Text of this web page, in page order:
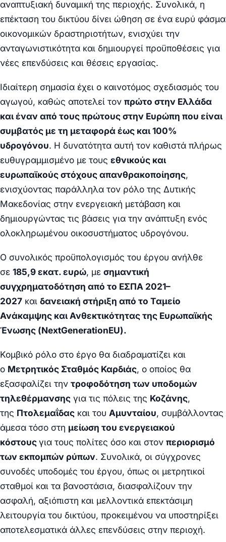
αναπτυξιακή δυναμική της περιοχής. Συνολικά, η
επέκταση του δικτύου δίνει ώθηση σε ένα ευρύ φάσμα
οικονομικών δραστηριοτήτων, ενισχύει την
ανταγωνιστικότητα και δημιουργεί προϋποθέσεις για
νέες επενδύσεις και θέσεις εργασίας.
Ιδιαίτερη σημασία έχει ο καινοτόμος σχεδιασμός του
αγωγού, καθώς αποτελεί τον πρώτο στην Ελλάδα
και έναν από τους πρώτους στην Ευρώπη που είναι
συμβατός με τη μεταφορά έως και 100%
υδρογόνου. Η δυνατότητα αυτή τον καθιστά πλήρως
ευθυγραμμισμένο με τους εθνικούς και
ευρωπαϊκούς στόχους απανθρακοποίησης,
ενισχύοντας παράλληλα τον ρόλο της Δυτικής
Μακεδονίας στην ενεργειακή μετάβαση και
δημιουργώντας τις βάσεις για την ανάπτυξη ενός
ολοκληρωμένου οικοσυστήματος υδρογόνου.
Ο συνολικός προϋπολογισμός του έργου ανήλθε
σε 185,9 εκατ. ευρώ, με σημαντική
συγχρηματοδότηση από το ΕΣΠΑ 2021–
2027 και δανειακή στήριξη από το Ταμείο
Ανάκαμψης και Ανθεκτικότητας της Ευρωπαϊκής
Ένωσης (NextGenerationEU).
Κομβικό ρόλο στο έργο θα διαδραματίζει και
ο Μετρητικός Σταθμός Καρδιάς, ο οποίος θα
εξασφαλίζει την τροφοδότηση των υποδομών
τηλεθέρμανσης για τις πόλεις της Κοζάνης,
της Πτολεμαΐδας και του Αμυνταίου, συμβάλλοντας
άμεσα τόσο στη μείωση του ενεργειακού
κόστουςγια τους πολίτες όσο και στον περιορισμό
των εκπομπών ρύπων. Συνολικά, οι σύγχρονες
συνοδές υποδομές του έργου, όπως οι μετρητικοί
σταθμοί και τα βανοστάσια, διασφαλίζουν την
ασφαλή, αξιόπιστη και μελλοντικά επεκτάσιμη
λειτουργία του δικτύου, προκειμένου να υποστηρίξει
αποτελεσματικά άλλες επενδύσεις στην περιοχή.